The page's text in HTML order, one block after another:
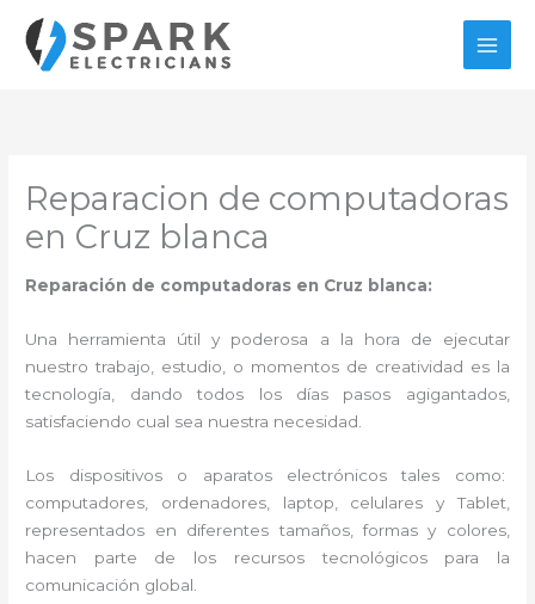
contenido
Reparacion de computadoras
en Cruz blanca
Reparación de computadoras en Cruz blanca:
Una herramienta útil y poderosa a la hora de ejecutar
nuestro trabajo, estudio, o momentos de creatividad es la
tecnología, dando todos los días pasos agigantados,
satisfaciendo cual sea nuestra necesidad.
Los dispositivos o aparatos electrónicos tales como:
computadores, ordenadores, laptop, celulares y Tablet,
representados en diferentes tamaños, formas y colores,
hacen parte de los recursos tecnológicos para la
comunicación global.